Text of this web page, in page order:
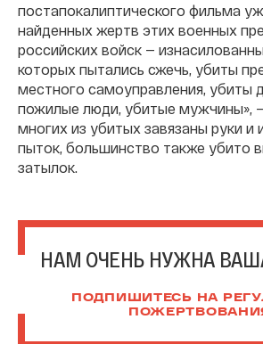
постапокалиптического фильма
найденных жертв этих военных
российских войск —
которых пытались сжечь, убиты
местного самоуправления, убиты
пожилые люди, убитые мужчины»,
многих из убитых завязаны руки
пыток, большинство также убито
затылок.
НАМ ОЧЕНЬ НУЖНА
ПОДПИШИТЕСЬ НА